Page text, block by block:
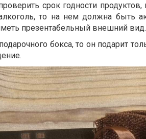
срок годности продуктов,
то на нем должна быть
презентабельный внешний вид.
бокса, то он подарит